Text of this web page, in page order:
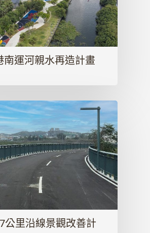
南運河親水再造計畫
公里沿線景觀改善計